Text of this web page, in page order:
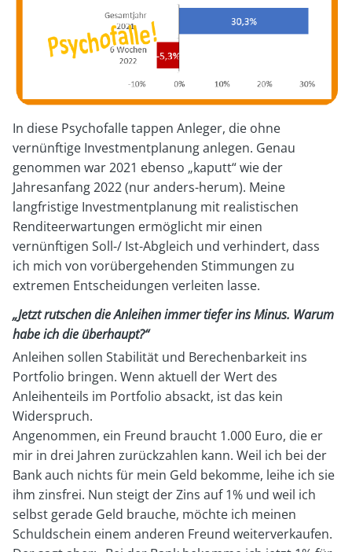
In diese Psychofalle tappen Anleger, die ohne
vernünftige Investmentplanung anlegen. Genau
genommen war 2021 ebenso „kaputt“ wie der
Jahresanfang 2022 (nur anders-herum). Meine
langfristige Investmentplanung mit realistischen
Renditeerwartungen ermöglicht mir einen
vernünftigen Soll-/ Ist-Abgleich und verhindert, dass
ich mich von vorübergehenden Stimmungen zu
extremen Entscheidungen verleiten lasse.
„Jetzt rutschen die Anleihen immer tiefer ins Minus. Warum
habe ich die überhaupt?“
Anleihen sollen Stabilität und Berechenbarkeit ins
Portfolio bringen. Wenn aktuell der Wert des
Anleihenteils im Portfolio absackt, ist das kein
Widerspruch.
Angenommen, ein Freund braucht 1.000 Euro, die er
mir in drei Jahren zurückzahlen kann. Weil ich bei der
Bank auch nichts für mein Geld bekomme, leihe ich sie
ihm zinsfrei. Nun steigt der Zins auf 1% und weil ich
selbst gerade Geld brauche, möchte ich meinen
Schuldschein einem anderen Freund weiterverkaufen.